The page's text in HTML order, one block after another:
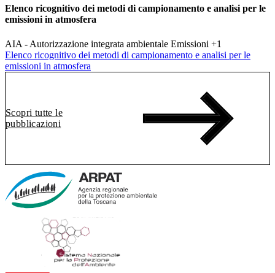
Elenco ricognitivo dei metodi di campionamento e analisi per le
emissioni in atmosfera
AIA - Autorizzazione integrata ambientale Emissioni +1
Elenco ricognitivo dei metodi di campionamento e analisi per le
emissioni in atmosfera
Scopri tutte le
pubblicazioni